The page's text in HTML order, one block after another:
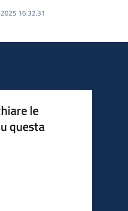
16:32.31
le
questa